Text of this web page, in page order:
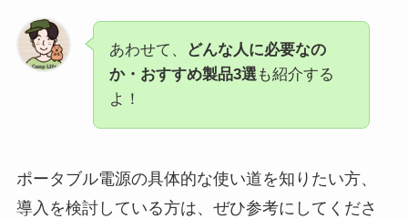
あわせて、
どんな人に必要なの
か・おすすめ製品3選も紹介する
よ！
ポータブル電源の具体的な使い道を知りたい方、
導入を検討している方は、ぜひ参考にしてくださ